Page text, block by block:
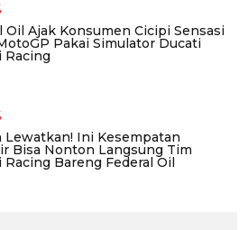
Oil Ajak Konsumen Cicipi Sensasi
Pakai Simulator Ducati
Racing
Lewatkan! Ini Kesempatan
Bisa Nonton Langsung Tim
Racing Bareng Federal Oil